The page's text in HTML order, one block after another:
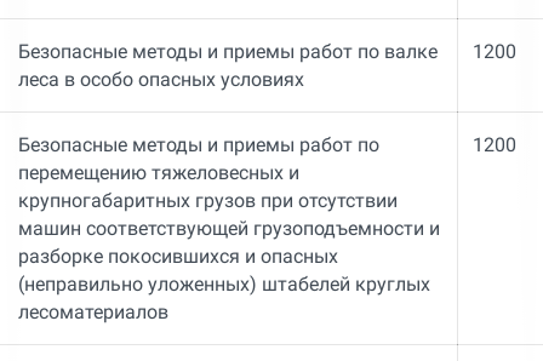
Безопасные методы и приемы работ по валке
леса в особо опасных условиях
1200
Безопасные методы и приемы работ по
перемещению тяжеловесных и
крупногабаритных грузов при отсутствии
машин соответствующей грузоподъемности и
разборке покосившихся и опасных
(неправильно уложенных) штабелей круглых
лесоматериалов
1200